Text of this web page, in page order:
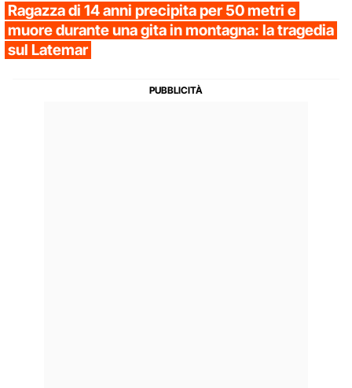
Ragazza di 14 anni precipita per 50 metri e
muore durante una gita in montagna: la tragedia
sul Latemar